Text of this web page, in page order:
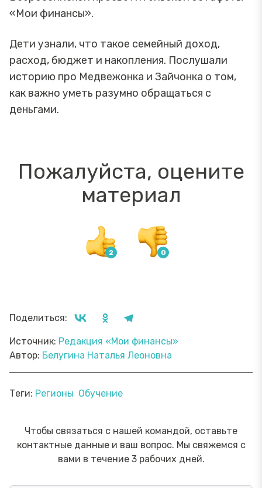
«Мои финансы».
Дети узнали, что такое семейный доход,
расход, бюджет и накопления. Послушали
историю про Медвежонка и Зайчонка о том,
как важно уметь разумно обращаться с
деньгами.
Пожалуйста, оцените
материал
Поделиться:
Источник: Редакция «Мои финансы»
Автор: Белугина Наталья Леоновна
Теги: Регионы Обучение
Чтобы связаться с нашей командой, оставьте
контактные данные и ваш вопрос. Мы свяжемся с
вами в течение 3 рабочих дней.